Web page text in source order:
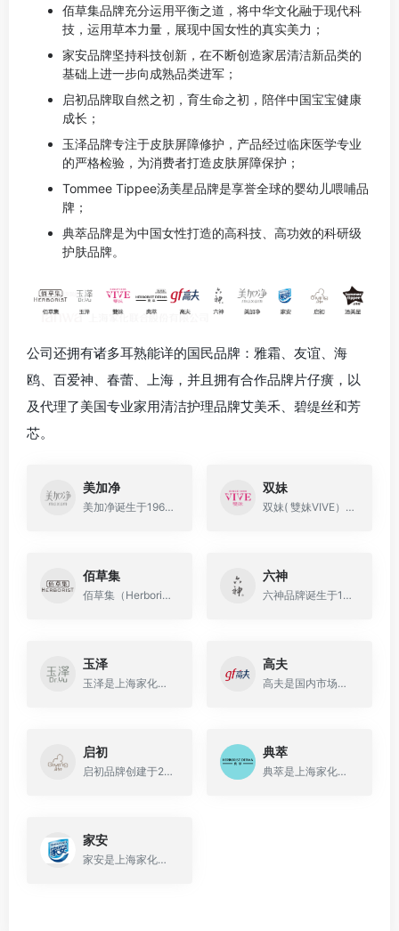
佰草集品牌充分运用平衡之道，将中华文化融于现代科
技，运用草本力量，展现中国女性的真实美力；
家安品牌坚持科技创新，在不断创造家居清洁新品类的
基础上进一步向成熟品类进军；
启初品牌取自然之初，育生命之初，陪伴中国宝宝健康
成长；
玉泽品牌专注于皮肤屏障修护，产品经过临床医学专业
的严格检验，为消费者打造皮肤屏障保护；
Tommee Tippee汤美星品牌是享誉全球的婴幼儿喂哺品
牌；
典萃品牌是为中国女性打造的高科技、高功效的科研级
护肤品牌。
公司还拥有诸多耳熟能详的国民品牌：雅霜、友谊、海
鸥、百爱神、春蕾、上海，并且拥有合作品牌片仔癀，以
及代理了美国专业家用清洁护理品牌艾美禾、碧缇丝和芳
芯。
美加净
美加净诞生于1962年，上海家化旗下历史悠久、知名度高的大众化品牌，中国美容化妆洗涤用品知名品牌
双妹
双妹( 雙妹VIVE）是一个诞生于1898年的上海品牌，是以东情西韵为特色的中国高端时尚美妆品牌，专注于香氛护肤、彩妆、香水等
佰草集
佰草集（Herborist）是上海家化1998年推向市场的一个具有全新概念的品牌，是中国第一套具有完整意义的现代中草药中高档个人护理品。
六神
六神品牌诞生于1990年，是上海家化旗下的品牌之一，品牌包含花露水、沐浴露、香皂、洗手液等产品。
玉泽
玉泽是上海家化公司旗下的一个护肤品品牌，专注皮肤屏障自修护，致力于从根源上解决皮肤屏障受损引起的多种肌肤问题，提供皮肤科学护肤解决方案。
高夫
高夫是国内市场第一个男士护理品牌，也是国内领先的专业男士护理品牌，产品线跨越了护肤，护发，香水三大领域，高夫致力于为年轻中国男士提供最佳的个人护理解决方案。
启初
启初品牌创建于2013年，是民族企业上海家化旗下品牌 ，是中国第一个以初生自然能量呵护初生婴幼儿身体发肤的个人护理品牌，专注于为中国0~3岁婴幼儿提供专属肌肤护理产品与解决方案。
典萃
典萃是上海家化旗下品牌，致力于为中国女性打造的高科技、高功效的科研级护肤品牌。
家安
家安是上海家化旗下，专注于家居清洁护理领域的科创品牌，有家安 超简单！